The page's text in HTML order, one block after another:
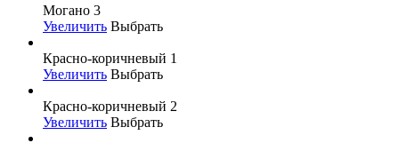
Могано 3
Увеличить Выбрать
Красно-коричневый 1
Увеличить Выбрать
Красно-коричневый 2
Увеличить Выбрать